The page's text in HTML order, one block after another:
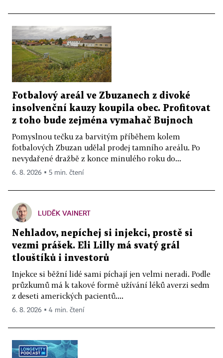
Fotbalový areál ve Zbuzanech z divoké
insolvenční kauzy koupila obec. Profitovat
z toho bude zejména vymahač Bujnoch
Pomyslnou tečku za barvitým příběhem kolem
fotbalových Zbuzan udělal prodej tamního areálu. Po
nevydařené dražbě z konce minulého roku do...
6. 8. 2026 ▪ 5 min. čtení
LUDĚK VAINERT
Nehladov, nepíchej si injekci, prostě si
vezmi prášek. Eli Lilly má svatý grál
tlouštíků i investorů
Injekce si běžní lidé sami píchají jen velmi neradi. Podle
průzkumů má k takové formě užívání léků averzi sedm
z deseti amerických pacientů....
6. 8. 2026 ▪ 4 min. čtení